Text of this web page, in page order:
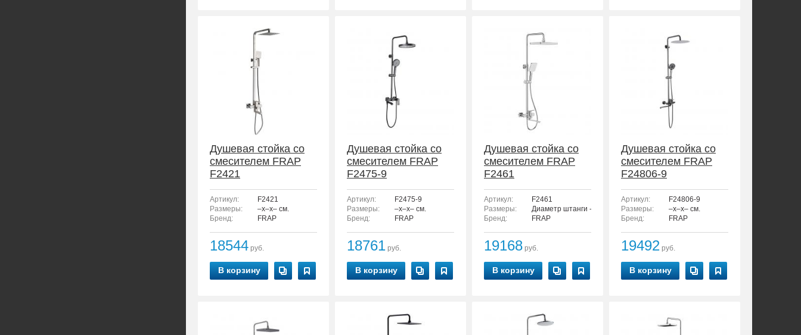
Душевая стойка со
смесителем FRAP
F2421
Артикул:
F2421
Размеры:
–x–x– см.
Бренд:
FRAP
18544 руб.
В корзину
Душевая стойка со
смесителем FRAP
F2475-9
Артикул:
F2475-9
Размеры:
–x–x– см.
Бренд:
FRAP
18761 руб.
В корзину
Душевая стойка со
смесителем FRAP
F2461
Артикул:
F2461
Размеры:
Диаметр штанги - 24 мм.
Бренд:
FRAP
19168 руб.
В корзину
Душевая стойка со
смесителем FRAP
F24806-9
Артикул:
F24806-9
Размеры:
–x–x– см.
Бренд:
FRAP
19492 руб.
В корзину